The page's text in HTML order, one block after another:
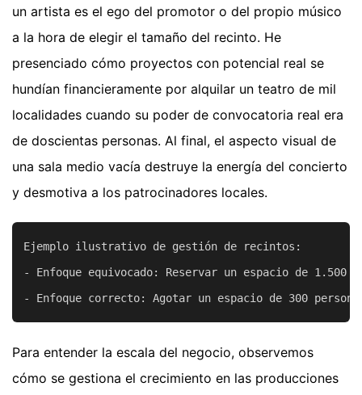
un artista es el ego del promotor o del propio músico
a la hora de elegir el tamaño del recinto. He
presenciado cómo proyectos con potencial real se
hundían financieramente por alquilar un teatro de mil
localidades cuando su poder de convocatoria real era
de doscientas personas. Al final, el aspecto visual de
una sala medio vacía destruye la energía del concierto
y desmotiva a los patrocinadores locales.
Ejemplo ilustrativo de gestión de recintos:
- Enfoque equivocado: Reservar un espacio de
Para entender la escala del negocio, observemos
cómo se gestiona el crecimiento en las producciones